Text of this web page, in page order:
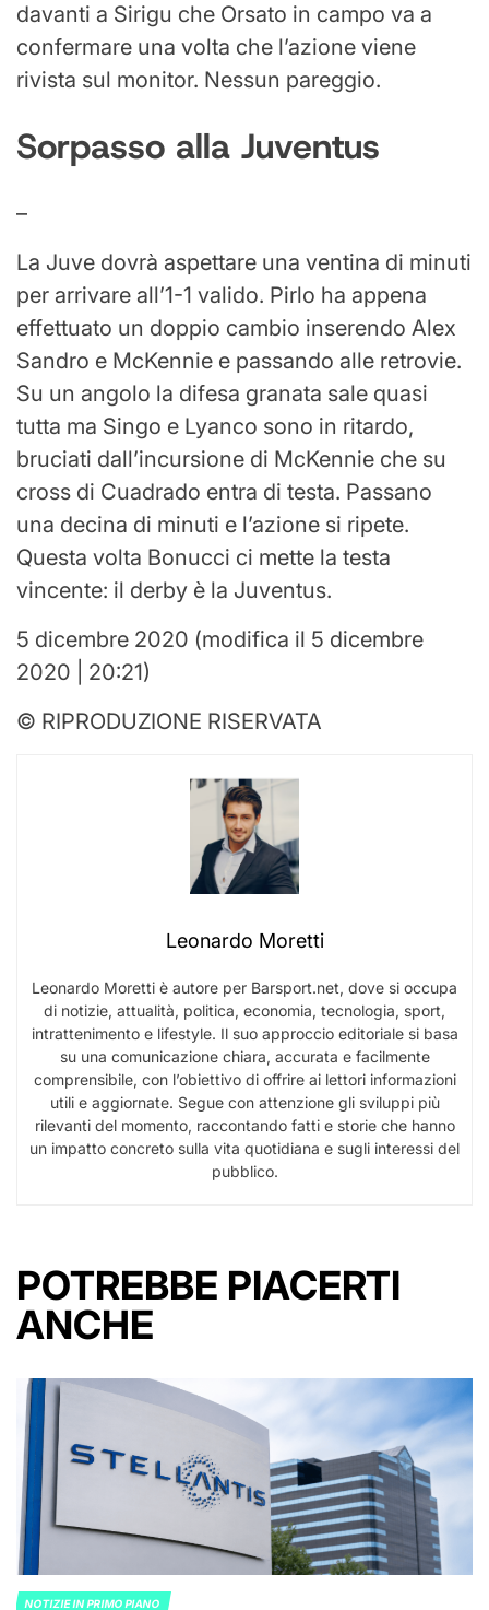
davanti a Sirigu che Orsato in campo va a
confermare una volta che l’azione viene
rivista sul monitor. Nessun pareggio.
Sorpasso alla Juventus
–
La Juve dovrà aspettare una ventina di minuti
per arrivare all’1-1 valido. Pirlo ha appena
effettuato un doppio cambio inserendo Alex
Sandro e McKennie e passando alle retrovie.
Su un angolo la difesa granata sale quasi
tutta ma Singo e Lyanco sono in ritardo,
bruciati dall’incursione di McKennie che su
cross di Cuadrado entra di testa. Passano
una decina di minuti e l’azione si ripete.
Questa volta Bonucci ci mette la testa
vincente: il derby è la Juventus.
5 dicembre 2020 (modifica il 5 dicembre
2020 | 20:21)
© RIPRODUZIONE RISERVATA
Leonardo Moretti
Leonardo Moretti è autore per Barsport.net, dove si occupa
di notizie, attualità, politica, economia, tecnologia, sport,
intrattenimento e lifestyle. Il suo approccio editoriale si basa
su una comunicazione chiara, accurata e facilmente
comprensibile, con l’obiettivo di offrire ai lettori informazioni
utili e aggiornate. Segue con attenzione gli sviluppi più
rilevanti del momento, raccontando fatti e storie che hanno
un impatto concreto sulla vita quotidiana e sugli interessi del
pubblico.
POTREBBE PIACERTI
ANCHE
NOTIZIE IN PRIMO PIANO